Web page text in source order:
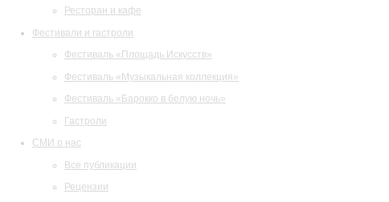
Ресторан и кафе
Фестивали и гастроли
Фестиваль «Площадь Искусств»
Фестиваль «Музыкальная коллекция»
Фестиваль «Барокко в белую ночь»
Гастроли
СМИ о нас
Все публикации
Рецензии